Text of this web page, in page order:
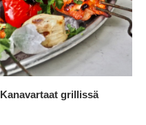
Kanavartaat grillissä